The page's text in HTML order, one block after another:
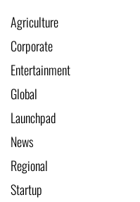
Agriculture
Corporate
Entertainment
Global
Launchpad
News
Regional
Startup